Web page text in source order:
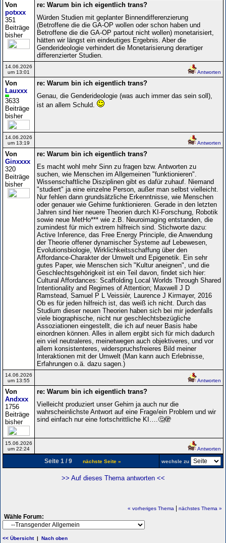
Von
potxxx
351
Beiträge
bisher
re: Warum bin ich eigentlich trans?
Würden Studien mit geplanter Binnendifferenzierung
(Betroffene die die GA-OP wollen oder schon haben und
Betroffene die die GA-OP partout nicht wollen) monetarisiert,
hätten wir längst ein eindeutiges Ergebnis. Aber die
Genderideologie verhindert die Monetarisierung derartiger
differenzierter Studien.
14.06.2026
um 13:01
Antworten
Von
Lauxxx
3633
Beiträge
bisher
re: Warum bin ich eigentlich trans?
Genau, die Genderideologie (was auch immer das sein soll),
ist an allem Schuld.
14.06.2026
um 13:19
Antworten
Von
Ginxxxx
320
Beiträge
bisher
re: Warum bin ich eigentlich trans?
Es macht wohl mehr Sinn zu fragen bzw. Antworten zu
suchen, wie Menschen im Allgemeinen "funktionieren".
Wissenschaftliche Disziplinen gibt es dafür zuhauf. Niemand
"studiert" ja eine einzelne Person, außer man selbst vielleicht.
Nur fehlen dann grundsätzliche Erkenntnisse, wie Menschen
oder genauer wie Gehirne funktionieren. Gerade in den letzten
Jahren sind hier neuere Theorien durch KI-Forschung, Robotik
sowie neue MetHo*** wie z.B. Neuroimaging entstanden, die
zumindest für mich extrem hilfreich sind. Stichworte dazu:
Active Inference, das Free Energy Principle, die Anwendung
der Theorie offener dynamischer Systeme auf Lebewesen,
Evolutionsbiologie, Wirklichkeitsschaffung über den
Affordance-Charakter der Umwelt und Epigenetik. Ein sehr
gutes Paper, wie Menschen sich "Kultur aneignen", und die
Geschlechtsgehörigkeit ist ein Teil davon, findet sich hier:
Cultural Affordances: Scaffolding Local Worlds Through Shared
Intentionality and Regimes of Attention; Maxwell J D
Ramstead, Samuel P L Veissièr, Laurence J Kirmayer, 2016
Ob es für jeden hilfreich ist, das weiß ich nicht. Durch das
Studium dieser neuen Theorien haben sich bei mir jedenfalls
viele biographische, nicht nur geschlechtsbezügliche
Assoziationen eingestellt, die ich auf neuer Basis habe
einordnen können. Alles in allem ergibt sich für mich dadurch
ein viel neutraleres, meinetwegen auch objektiveres, und vor
allem konsistenteres, widerspruchsfreieres Bild meiner
Interaktionen mit der Umwelt (Man kann auch Erlebnisse,
Erfahrungen o.ä. dazu sagen.)
14.06.2026
um 13:55
Antworten
Von
Andxxx
1756
Beiträge
bisher
re: Warum bin ich eigentlich trans?
Vielleicht produziert unser Gehirn ja auch nur die
wahrscheinlichste Antwort auf eine Frage/ein Problem und wir
sind einfach nur eine fortschrittliche KI….🤔🫣
15.06.2026
um 22:24
Antworten
Seite 1 / 9 nächste Seite » wechsle zu
>> Auf dieses Thema antworten <<
« vorheriges Thema nächstes Thema »
Wähle Forum:
<< Übersicht| Nach oben